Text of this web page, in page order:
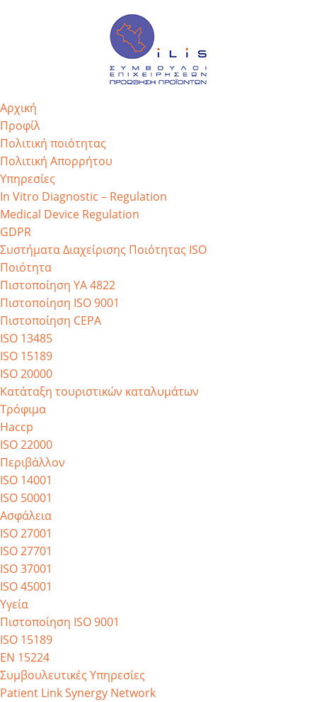
Αρχική
Προφίλ
Πολιτική ποιότητας
Πολιτική Απορρήτου
Υπηρεσίες
In Vitro Diagnostic – Regulation
Medical Device Regulation
GDPR
Συστήματα Διαχείρισης Ποιότητας ISO
Ποιότητα
Πιστοποίηση ΥΑ 4822
Πιστοποίηση ISO 9001
Πιστοποίηση CEPA
ISO 13485
ISO 15189
ISO 20000
Κατάταξη τουριστικών καταλυμάτων
Τρόφιμα
Haccp
ISO 22000
Περιβάλλον
ISO 14001
ISO 50001
Ασφάλεια
ISO 27001
ISO 27701
ISO 37001
ISO 45001
Υγεία
Πιστοποίηση ISO 9001
ISO 15189
EN 15224
Συμβουλευτικές Υπηρεσίες
Patient Link Synergy Network